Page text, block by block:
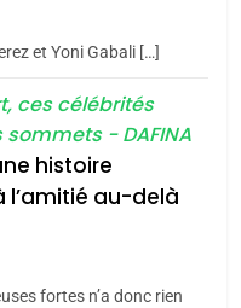
je dis
La nouvelle
de Boy George
et Yoni Gabali […]
ces célébrités
- DAFINA
histoire
l’amitié au-delà
fortes n’a donc rien
selon le rapport
ET RÉSILIENTE :
JE REVENDIQUE
par Thérèse